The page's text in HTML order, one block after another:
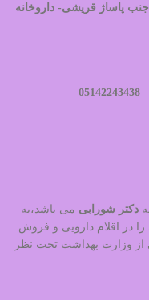
پاساژ قریشی- داروخانه
دکتر شورابی می باشد،به
از سال 94 فعالیت خود را در اقلام دارویی و فروش
وزارت بهداشت تحت نظر